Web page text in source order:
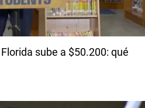
sube a $50.200: qué